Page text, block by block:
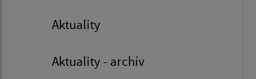
Aktuality
Aktuality - archív